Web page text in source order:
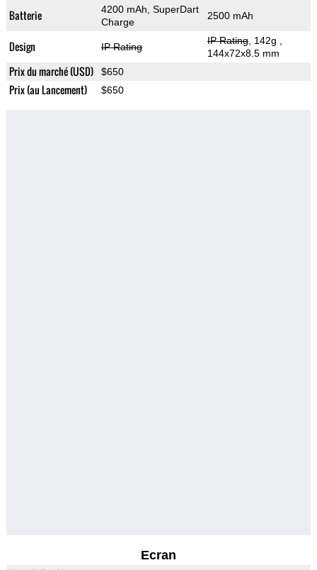
Batterie
4200 mAh, SuperDart
Charge
2500 mAh
Design IP Rating
IP Rating, 142g
144x72x8.5 mm
Prix du marché (USD) $650
Prix (au Lancement) $650
Ecran